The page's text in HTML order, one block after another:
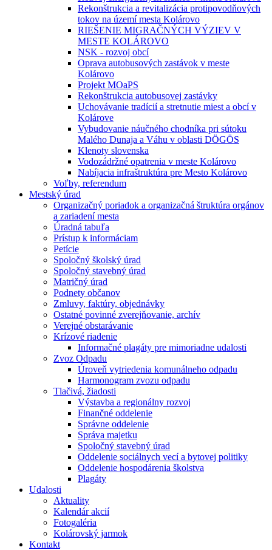
Rekonštrukcia a revitalizácia protipovodňových
tokov na území mesta Kolárovo
RIEŠENIE MIGRAČNÝCH VÝZIEV V
MESTE KOLÁROVO
NSK - rozvoj obcí
Oprava autobusových zastávok v meste
Kolárovo
Projekt MOaPS
Rekonštrukcia autobusovej zastávky
Uchovávanie tradícií a stretnutie miest a obcí v
Kolárove
Vybudovanie náučného chodníka pri sútoku
Malého Dunaja a Váhu v oblasti DÖGÖS
Klenoty slovenska
Vodozádržné opatrenia v meste Kolárovo
Nabíjacia infraštruktúra pre Mesto Kolárovo
Voľby, referendum
Mestský úrad
Organizačný poriadok a organizačná štruktúra orgánov
a zariadení mesta
Úradná tabuľa
Prístup k informáciam
Petície
Spoločný školský úrad
Spoločný stavebný úrad
Matričný úrad
Podnety občanov
Zmluvy, faktúry, objednávky
Ostatné povinné zverejňovanie, archív
Verejné obstarávanie
Krízové riadenie
Informačné plagáty pre mimoriadne udalosti
Zvoz Odpadu
Úroveň vytriedenia komunálneho odpadu
Harmonogram zvozu odpadu
Tlačivá, žiadosti
Výstavba a regionálny rozvoj
Finančné oddelenie
Správne oddelenie
Správa majetku
Spoločný stavebný úrad
Oddelenie sociálnych vecí a bytovej politiky
Oddelenie hospodárenia školstva
Plagáty
Udalosti
Aktuality
Kalendár akcií
Fotogaléria
Kolárovský jarmok
Kontakt